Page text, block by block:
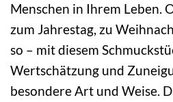
Menschen in Ihrem Leben.
zum Jahrestag, zu
so – mit diesem
Wertschätzung und
besondere Art und Weise.